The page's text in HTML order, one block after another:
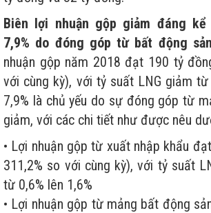
Biên lợi nhuận gộp giảm đáng kể
7,9% do đóng góp từ bất động
nhuận gộp năm 2018 đạt 190 tỷ
với cùng kỳ), với tỷ suất LNG giảm từ
7,9% là chủ yếu do sự đóng góp từ
giảm, với các chi tiết như được nêu
• Lợi nhuận gộp từ xuất nhập khẩu
311,2% so với cùng kỳ), với tỷ suất
từ 0,6% lên 1,6%
• Lợi nhuận gộp từ mảng bất động